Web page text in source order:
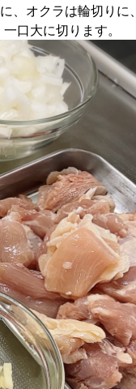
、オクラは輪切りに、
口大に切ります。